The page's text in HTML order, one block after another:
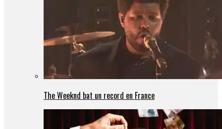
The Weeknd bat un record en France